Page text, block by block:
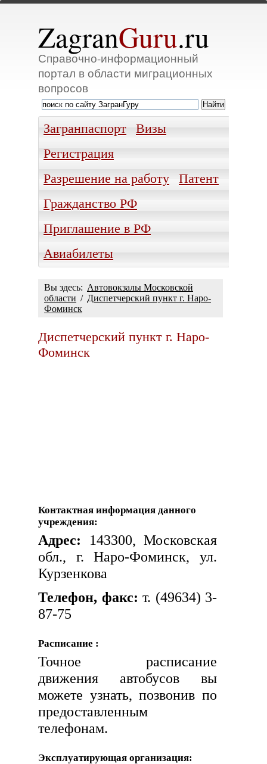
ZagranGuru.ru
Справочно-информационный
портал в области миграционных
вопросов
Загранпаспорт
Визы
Регистрация
Разрешение на работу
Патент
Гражданство РФ
Приглашение в РФ
Авиабилеты
Вы здесь: Автовокзалы Московской
области / Диспетчерский пункт г. Наро-
Фоминск
Диспетчерский пункт г. Наро-
Фоминск
Контактная информация данного
учреждения:
Адрес: 143300, Московская
обл., г. Наро-Фоминск, ул.
Курзенкова
Телефон, факс: т. (49634) 3-
87-75
Расписание :
Точное расписание
движения автобусов вы
можете узнать, позвонив по
предоставленным
телефонам.
Эксплуатирующая организация: